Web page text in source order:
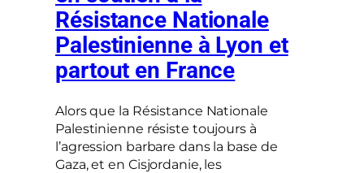
Résistance Nationale
Palestinienne à Lyon et
partout en France
Alors que la Résistance Nationale
Palestinienne résiste toujours à
l’agression barbare dans la base de
Gaza, et en Cisjordanie, les